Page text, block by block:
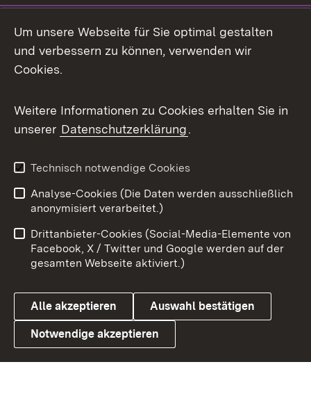
Facebook
X / Twitter
Youtube
Link zum Landesportal
Impressum
Kontakt
Barrierefreiheit
Datenschutz
Cookies
Um unsere Webseite für Sie optimal gestalten
und verbessern zu können, verwenden wir
Cookies.
Weitere Informationen zu Cookies erhalten Sie in
unserer Datenschutzerklärung.
Technisch notwendige Cookies
Analyse-Cookies (Die Daten werden ausschließlich
anonymisiert verarbeitet.)
Drittanbieter-Cookies (Social-Media-Elemente von
Facebook, X / Twitter und Google werden auf der
gesamten Webseite aktiviert.)
Alle akzeptieren Auswahl bestätigen
Notwendige akzeptieren